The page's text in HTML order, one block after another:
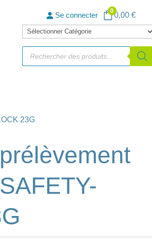
Se connecter 00,00 €
Catégories
produits
Recherche
de
produits
23G